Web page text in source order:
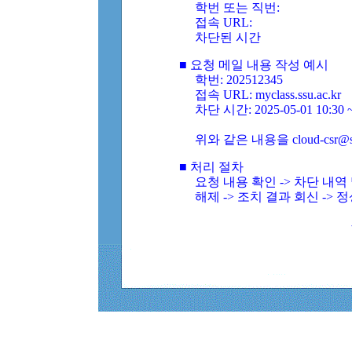
학번 또는 직번:
접속 URL:
차단된 시간
■ 요청 메일 내용 작성 예시
학번: 202512345
접속 URL: myclass.ssu.ac.kr
차단 시간: 2025-05-01 10:30
위와 같은 내용을 cloud-
■ 처리 절차
요청 내용 확인 -> 차단 내
해제 -> 조치 결과 회신 ->